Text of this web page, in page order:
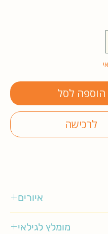
הוספה לסל
לרכישה
איורים
מומלץ לגילאי